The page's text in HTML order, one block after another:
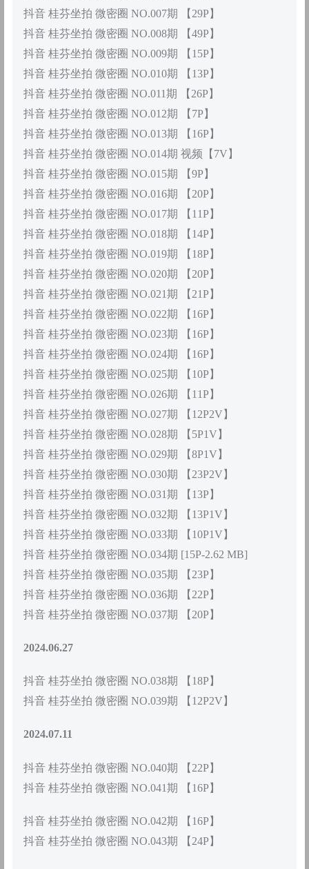
抖音 桂芬坐拍 微密圈 NO.007期 【29P】
抖音 桂芬坐拍 微密圈 NO.008期 【49P】
抖音 桂芬坐拍 微密圈 NO.009期 【15P】
抖音 桂芬坐拍 微密圈 NO.010期 【13P】
抖音 桂芬坐拍 微密圈 NO.011期 【26P】
抖音 桂芬坐拍 微密圈 NO.012期 【7P】
抖音 桂芬坐拍 微密圈 NO.013期 【16P】
抖音 桂芬坐拍 微密圈 NO.014期 视频【7V】
抖音 桂芬坐拍 微密圈 NO.015期 【9P】
抖音 桂芬坐拍 微密圈 NO.016期 【20P】
抖音 桂芬坐拍 微密圈 NO.017期 【11P】
抖音 桂芬坐拍 微密圈 NO.018期 【14P】
抖音 桂芬坐拍 微密圈 NO.019期 【18P】
抖音 桂芬坐拍 微密圈 NO.020期 【20P】
抖音 桂芬坐拍 微密圈 NO.021期 【21P】
抖音 桂芬坐拍 微密圈 NO.022期 【16P】
抖音 桂芬坐拍 微密圈 NO.023期 【16P】
抖音 桂芬坐拍 微密圈 NO.024期 【16P】
抖音 桂芬坐拍 微密圈 NO.025期 【10P】
抖音 桂芬坐拍 微密圈 NO.026期 【11P】
抖音 桂芬坐拍 微密圈 NO.027期 【12P2V】
抖音 桂芬坐拍 微密圈 NO.028期 【5P1V】
抖音 桂芬坐拍 微密圈 NO.029期 【8P1V】
抖音 桂芬坐拍 微密圈 NO.030期 【23P2V】
抖音 桂芬坐拍 微密圈 NO.031期 【13P】
抖音 桂芬坐拍 微密圈 NO.032期 【13P1V】
抖音 桂芬坐拍 微密圈 NO.033期 【10P1V】
抖音 桂芬坐拍 微密圈 NO.034期 [15P-2.62 MB]
抖音 桂芬坐拍 微密圈 NO.035期 【23P】
抖音 桂芬坐拍 微密圈 NO.036期 【22P】
抖音 桂芬坐拍 微密圈 NO.037期 【20P】
2024.06.27
抖音 桂芬坐拍 微密圈 NO.038期 【18P】
抖音 桂芬坐拍 微密圈 NO.039期 【12P2V】
2024.07.11
抖音 桂芬坐拍 微密圈 NO.040期 【22P】
抖音 桂芬坐拍 微密圈 NO.041期 【16P】
抖音 桂芬坐拍 微密圈 NO.042期 【16P】
抖音 桂芬坐拍 微密圈 NO.043期 【24P】